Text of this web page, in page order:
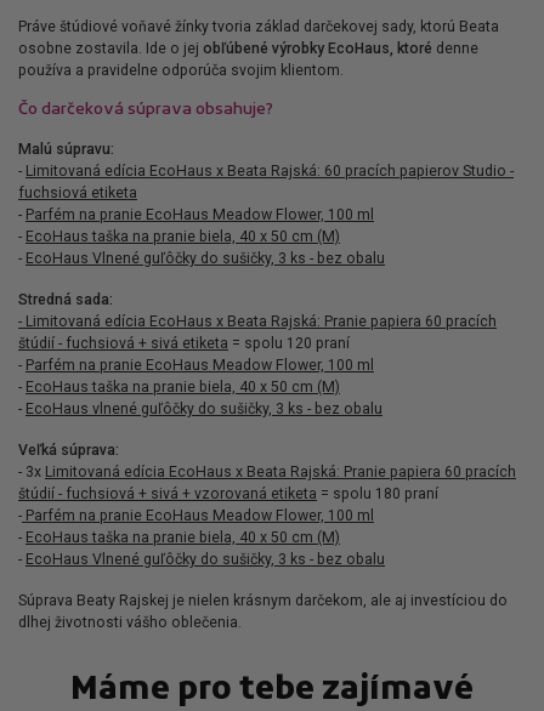
Práve štúdiové voňavé žínky tvoria základ darčekovej sady, ktorú Beata
osobne zostavila. Ide o jej obľúbené výrobky EcoHaus, ktoré denne
používa a pravidelne odporúča svojim klientom.
Čo darčeková súprava obsahuje?
Malú súpravu:
- Limitovaná edícia EcoHaus x Beata Rajská: 60 pracích papierov Studio -
fuchsiová etiketa
- Parfém na pranie EcoHaus Meadow Flower, 100 ml
- EcoHaus taška na pranie biela, 40 x 50 cm (M)
- EcoHaus Vlnené guľôčky do sušičky, 3 ks - bez obalu
Stredná sada:
- Limitovaná edícia EcoHaus x Beata Rajská: Pranie papiera 60 pracích
štúdií - fuchsiová + sivá etiketa = spolu 120 praní
- Parfém na pranie EcoHaus Meadow Flower, 100 ml
- EcoHaus taška na pranie biela, 40 x 50 cm (M)
- EcoHaus vlnené guľôčky do sušičky, 3 ks - bez obalu
Veľká súprava:
- 3x Limitovaná edícia EcoHaus x Beata Rajská: Pranie papiera 60 pracích
štúdií - fuchsiová + sivá + vzorovaná etiketa = spolu 180 praní
- Parfém na pranie EcoHaus Meadow Flower, 100 ml
- EcoHaus taška na pranie biela, 40 x 50 cm (M)
- EcoHaus Vlnené guľôčky do sušičky, 3 ks - bez obalu
Súprava Beaty Rajskej je nielen krásnym darčekom, ale aj investíciou do
dlhej životnosti vášho oblečenia.
Máme pro tebe zajímavé